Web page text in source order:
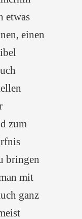
etwas
einen
zum
bringen
mit
ganz